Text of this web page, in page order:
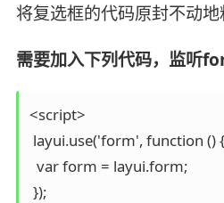
将复选框的代码原封不动
需要加入下列代码，监听
<script>
layui.use('form', function () {
  var form = layui.form;
});